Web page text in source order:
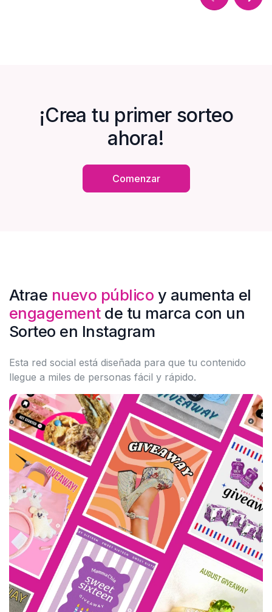
¡Crea tu primer sorteo
ahora!
Comenzar
Atrae nuevo público y aumenta el
engagementde tu marca con un
Sorteo en Instagram
Esta red social está diseñada para que tu contenido
llegue a miles de personas fácil y rápido.